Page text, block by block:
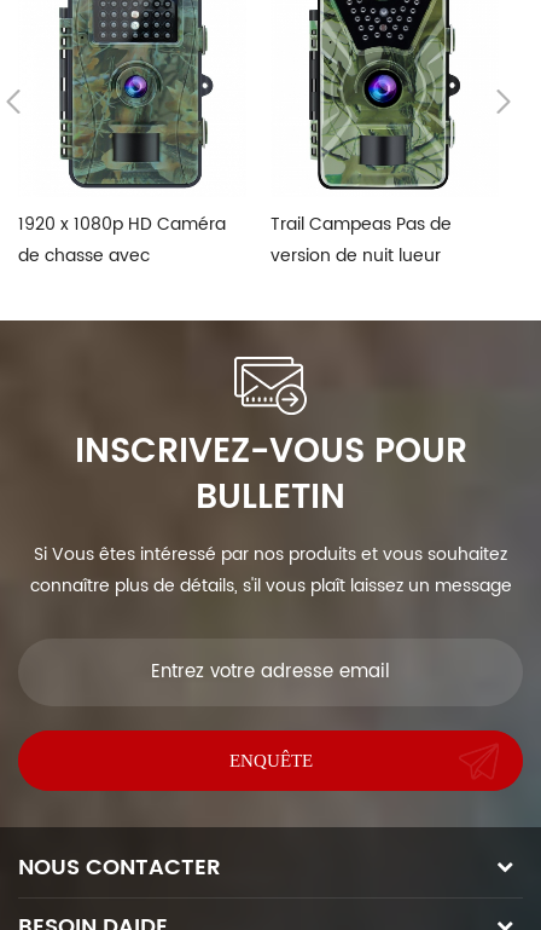
1920 x 1080p HD Caméra
de chasse avec
Trail Campeas Pas de
version de nuit lueur
INSCRIVEZ-VOUS POUR
BULLETIN
Si Vous êtes intéressé par nos produits et vous souhaitez
connaître plus de détails, s'il vous plaît laissez un message
NOUS CONTACTER